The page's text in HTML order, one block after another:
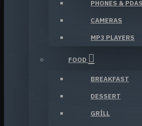
PHONES & PDAS
CAMERAS
MP3 PLAYERS
FOOD
BREAKFAST
DESSERT
GRILL